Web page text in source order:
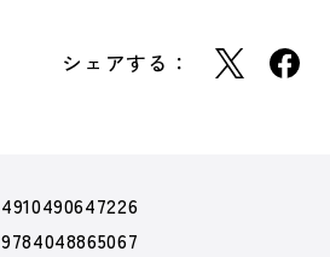
シェアする：
4910490647226
9784048865067